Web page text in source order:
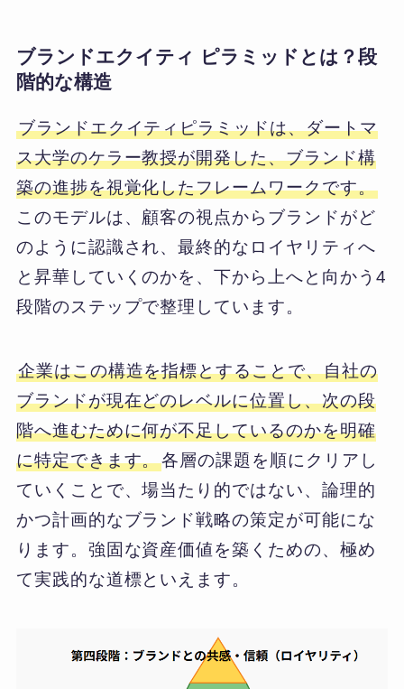
ブランドエクイティ ピラミッドとは？段
階的な構造
ブランドエクイティピラミッドは、ダートマ
ス大学のケラー教授が開発した、ブランド構
築の進捗を視覚化したフレームワークです。
このモデルは、顧客の視点からブランドがど
のように認識され、最終的なロイヤリティへ
と昇華していくのかを、下から上へと向かう4
段階のステップで整理しています。
企業はこの構造を指標とすることで、自社の
ブランドが現在どのレベルに位置し、次の段
階へ進むために何が不足しているのかを明確
に特定できます。各層の課題を順にクリアし
ていくことで、場当たり的ではない、論理的
かつ計画的なブランド戦略の策定が可能にな
ります。強固な資産価値を築くための、極め
て実践的な道標といえます。